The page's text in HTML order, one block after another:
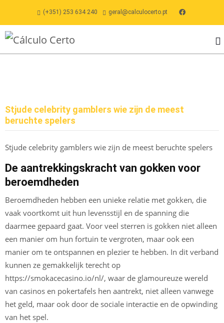
(+351) 253 634 240 geral@calculocerto.pt
Stjude celebrity gamblers wie zijn de meest
beruchte spelers
Stjude celebrity gamblers wie zijn de meest beruchte spelers
De aantrekkingskracht van gokken voor
beroemdheden
Beroemdheden hebben een unieke relatie met gokken, die
vaak voortkomt uit hun levensstijl en de spanning die
daarmee gepaard gaat. Voor veel sterren is gokken niet alleen
een manier om hun fortuin te vergroten, maar ook een
manier om te ontspannen en plezier te hebben. In dit verband
kunnen ze gemakkelijk terecht op
https://smokacecasino.io/nl/, waar de glamoureuze wereld
van casinos en pokertafels hen aantrekt, niet alleen vanwege
het geld, maar ook door de sociale interactie en de opwinding
van het spel.